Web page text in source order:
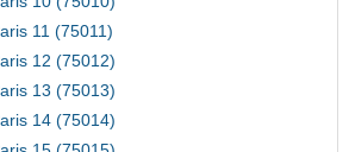
11 (75011)
12 (75012)
13 (75013)
14 (75014)